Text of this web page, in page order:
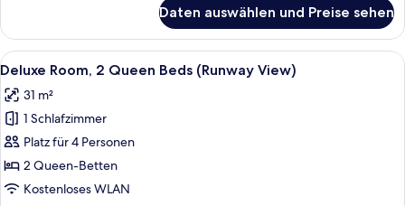
Room,
King
(Runway
View)
Daten auswählen und Preise sehen
Alle
Fotos
für
Deluxe
Room,
2
Queen
Hochwertige Bettwaren,
6
Deluxe Room, 2 Queen Beds (Runway View)
31 m²
1 Schlafzimmer
Platz für 4 Personen
2 Queen-Betten
Kostenloses WLAN